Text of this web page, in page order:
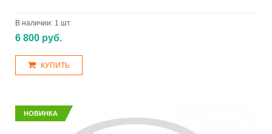
В наличии: 1 шт
6 800 руб.
КУПИТЬ
НОВИНКА